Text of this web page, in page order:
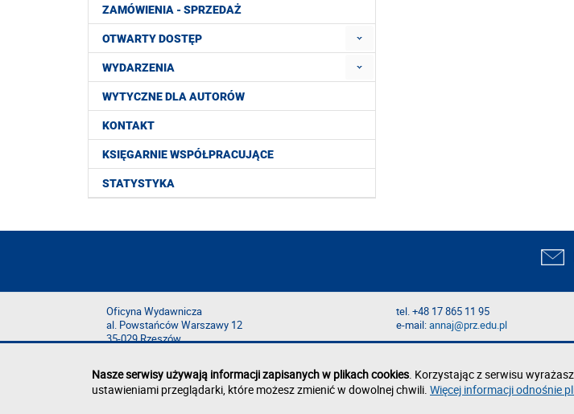
ZAMÓWIENIA - SPRZEDAŻ
OTWARTY DOSTĘP
WYDARZENIA
WYTYCZNE DLA AUTORÓW
KONTAKT
KSIĘGARNIE WSPÓŁPRACUJĄCE
STATYSTYKA
Oficyna Wydawnicza
al. Powstańców Warszawy 12
35-029 Rzeszów
tel. +48 17 865 11 95
e-mail:annaj@prz.edu.pl
Nasze serwisy używają informacji zapisanych w plikach cookies. Korzystając z serwisu
ustawieniami przeglądarki, które możesz zmienić w dowolnej chwili. Więcej informacji odnośnie